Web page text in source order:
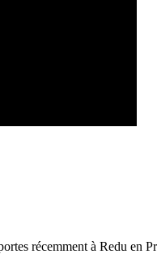
récemment à Redu en